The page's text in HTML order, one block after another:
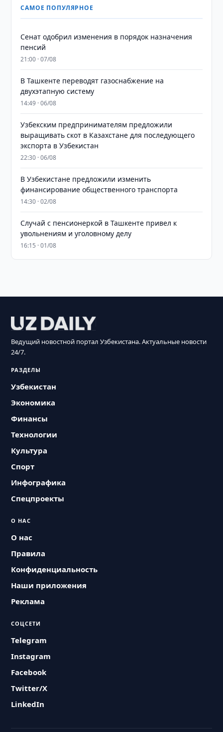
САМОЕ ПОПУЛЯРНОЕ
Сенат одобрил изменения в порядок назначения
пенсий
21:00 · 07/08
В Ташкенте переводят газоснабжение на
двухэтапную систему
14:49 · 06/08
Узбекским предпринимателям предложили
выращивать скот в Казахстане для последующего
экспорта в Узбекистан
22:30 · 06/08
В Узбекистане предложили изменить
финансирование общественного транспорта
14:30 · 02/08
Случай с пенсионеркой в Ташкенте привел к
увольнениям и уголовному делу
16:15 · 01/08
Ведущий новостной портал Узбекистана. Актуальные новости
24/7.
РАЗДЕЛЫ
Узбекистан
Экономика
Финансы
Технологии
Культура
Спорт
Инфографика
Спецпроекты
О НАС
О нас
Правила
Конфиденциальность
Наши приложения
Реклама
СОЦСЕТИ
Telegram
Instagram
Facebook
Twitter/X
LinkedIn